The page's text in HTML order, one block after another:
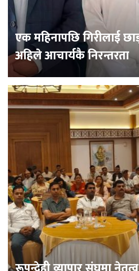
एक महिनापछि गिरीलाई
अहिले आचार्यकै निरन्तरता